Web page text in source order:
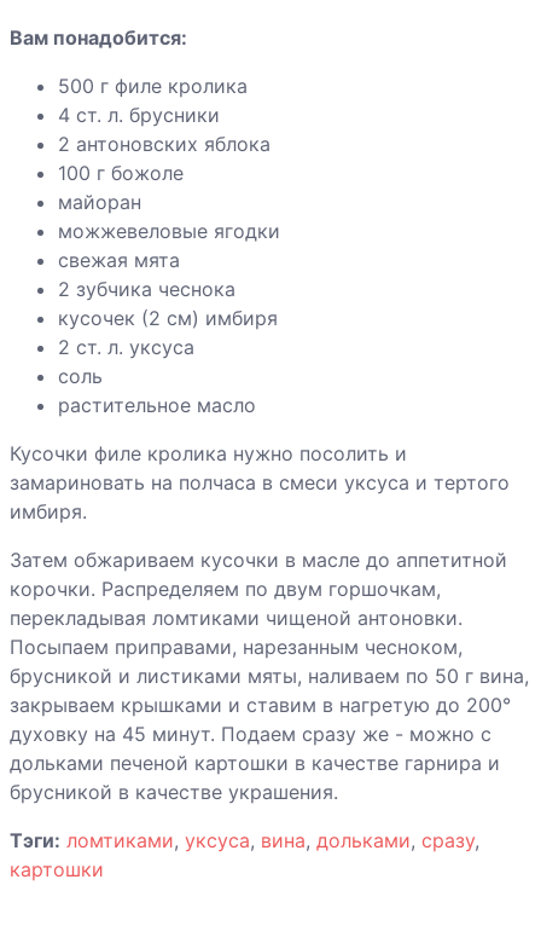
«Строганов»
Говядина,
фаршированная
свининой
бургундски
Говядина с
галетами
Говядина с
кабачками
Говядина с
вешенками,
маринованная в
пиве
Говяжьи
ребрышки с
шампиньонами
Грибы «фри» с
чесночным
соусом
Вам понадобится:
500 г филе кролика
4 ст. л. брусники
2 антоновских яблока
100 г божоле
майоран
можжевеловые ягодки
свежая мята
2 зубчика чеснока
кусочек (2 см) имбиря
2 ст. л. уксуса
соль
растительное масло
Кусочки филе кролика нужно посолить и
замариновать на полчаса в смеси уксуса и тертого
имбиря.
Затем обжариваем кусочки в масле до аппетитной
корочки. Распределяем по двум горшочкам,
перекладывая ломтиками чищеной антоновки.
Посыпаем приправами, нарезанным чесноком,
брусникой и листиками мяты, наливаем по 50 г вина,
закрываем крышками и ставим в нагретую до 200°
духовку на 45 минут. Подаем сразу же - можно с
дольками печеной картошки в качестве гарнира и
брусникой в качестве украшения.
Тэги: ломтиками, уксуса, вина, дольками, сразу,
картошки